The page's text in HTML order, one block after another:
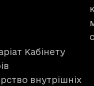
Кабінету
внутрішніх